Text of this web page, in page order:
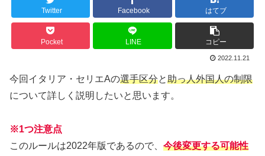
Twitter Facebook はてブ
Pocket LINE コピー
2022.11.21
今回イタリア・セリエAの選手区分と助っ人外国人の制限
について詳しく説明したいと思います。
※1つ注意点
このルールは2022年版であるので、 今後変更する可能性